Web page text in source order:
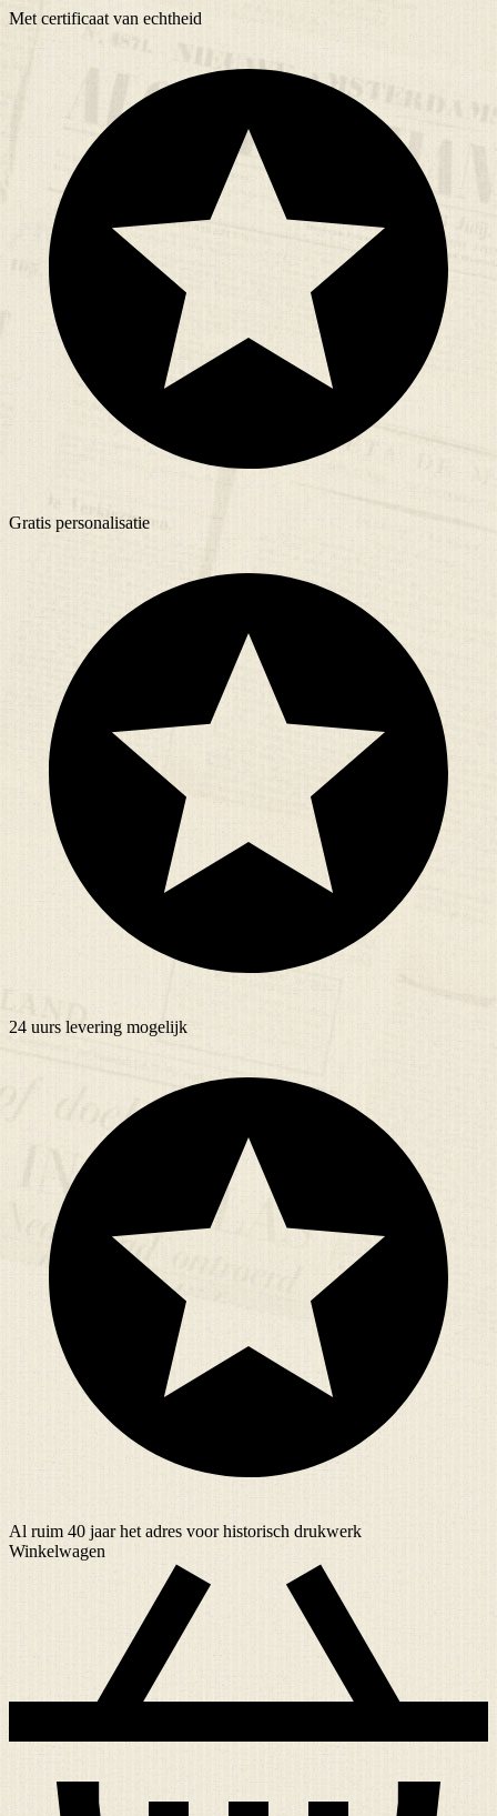
Met certificaat van echtheid
Gratis personalisatie
24 uurs levering mogelijk
Al ruim 40 jaarhet adres voor historisch drukwerk
Winkelwagen